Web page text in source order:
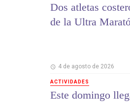
Dos atletas
de la Ultra
4 de agosto de 2026
ACTIVIDADES
Este domingo